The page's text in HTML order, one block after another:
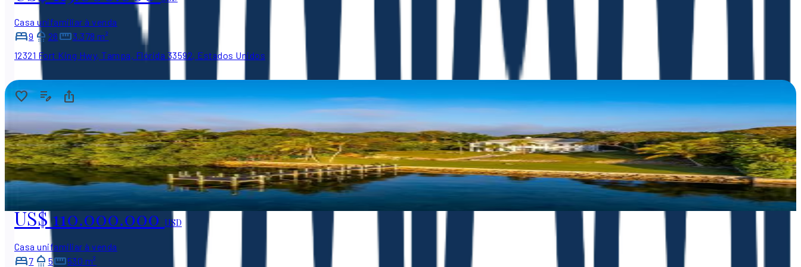
Casa unifamiliar à venda
9
26
3.378 m²
12321 Fort King Hwy, Tampa, Flórida 33592, Estados Unidos
US$ 110.000.000USD
Casa unifamiliar à venda
7
5 530 m²